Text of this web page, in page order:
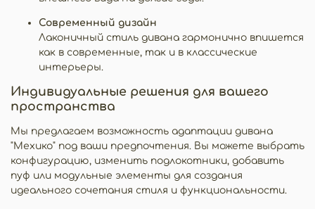
Современный дизайн
Лаконичный стиль дивана гармонично впишется
как в современные, так и в классические
интерьеры.
Индивидуальные решения для вашего
пространства
Мы предлагаем возможность адаптации дивана
"Мехико" под ваши предпочтения. Вы можете выбрать
конфигурацию, изменить подлокотники, добавить
пуф или модульные элементы для создания
идеального сочетания стиля и функциональности.